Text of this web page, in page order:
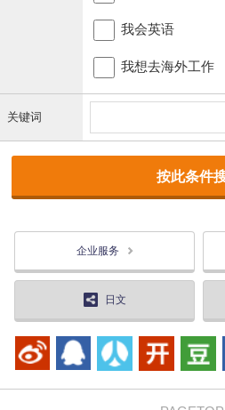
我会英语
我想去海外工作
关键词
企业服务
日文